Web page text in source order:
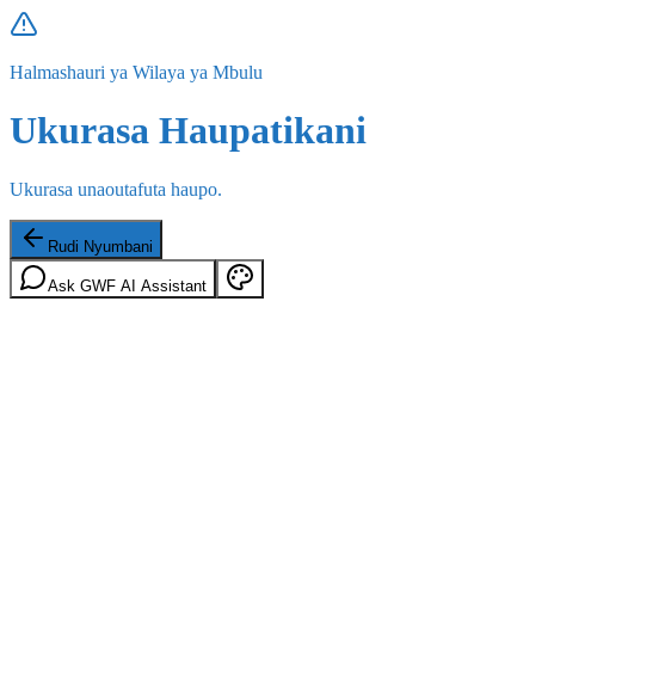
Halmashauri ya Wilaya ya Mbulu
Ukurasa Haupatikani
Ukurasa unaoutafuta haupo.
Rudi Nyumbani
Ask GWF AI Assistant